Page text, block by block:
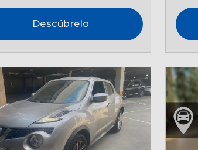
Descúbrelo